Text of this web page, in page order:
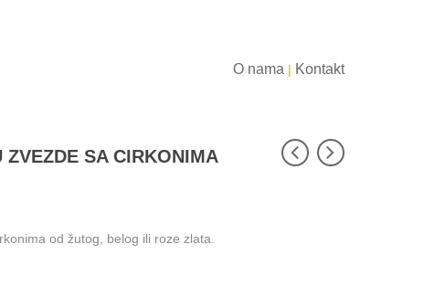
O nama | Kontakt
SA CIRKONIMA
od žutog, belog ili roze zlata.